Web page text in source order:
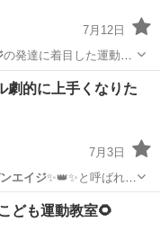
7月12日
の発達に着目した運動プ
年長
劇的に上手くなりた
7月3日
エイジ✨👑✨と呼ばれる
能力
ども運動教室🌻